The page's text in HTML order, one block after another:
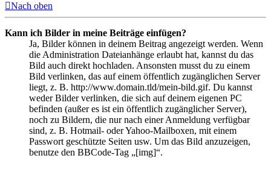
Nach oben
Kann ich Bilder in meine Beiträge einfügen?
Ja, Bilder können in deinem Beitrag angezeigt werden. Wenn
die Administration Dateianhänge erlaubt hat, kannst du das
Bild auch direkt hochladen. Ansonsten musst du zu einem
Bild verlinken, das auf einem öffentlich zugänglichen Server
liegt, z. B. http://www.domain.tld/mein-bild.gif. Du kannst
weder Bilder verlinken, die sich auf deinem eigenen PC
befinden (außer es ist ein öffentlich zugänglicher Server),
noch zu Bildern, die nur nach einer Anmeldung verfügbar
sind, z. B. Hotmail- oder Yahoo-Mailboxen, mit einem
Passwort geschützte Seiten usw. Um das Bild anzuzeigen,
benutze den BBCode-Tag „[img]“.